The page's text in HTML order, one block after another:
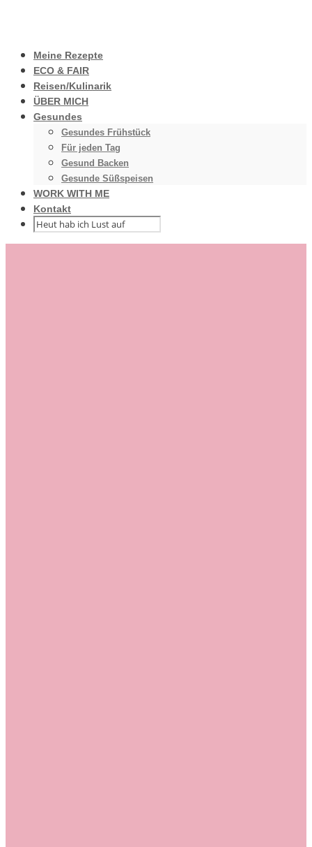
Meine Rezepte
ECO & FAIR
Reisen/Kulinarik
ÜBER MICH
Gesundes
Gesundes Frühstück
Für jeden Tag
Gesund Backen
Gesunde Süßspeisen
WORK WITH ME
Kontakt